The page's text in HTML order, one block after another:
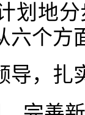
划地
六个方
导，